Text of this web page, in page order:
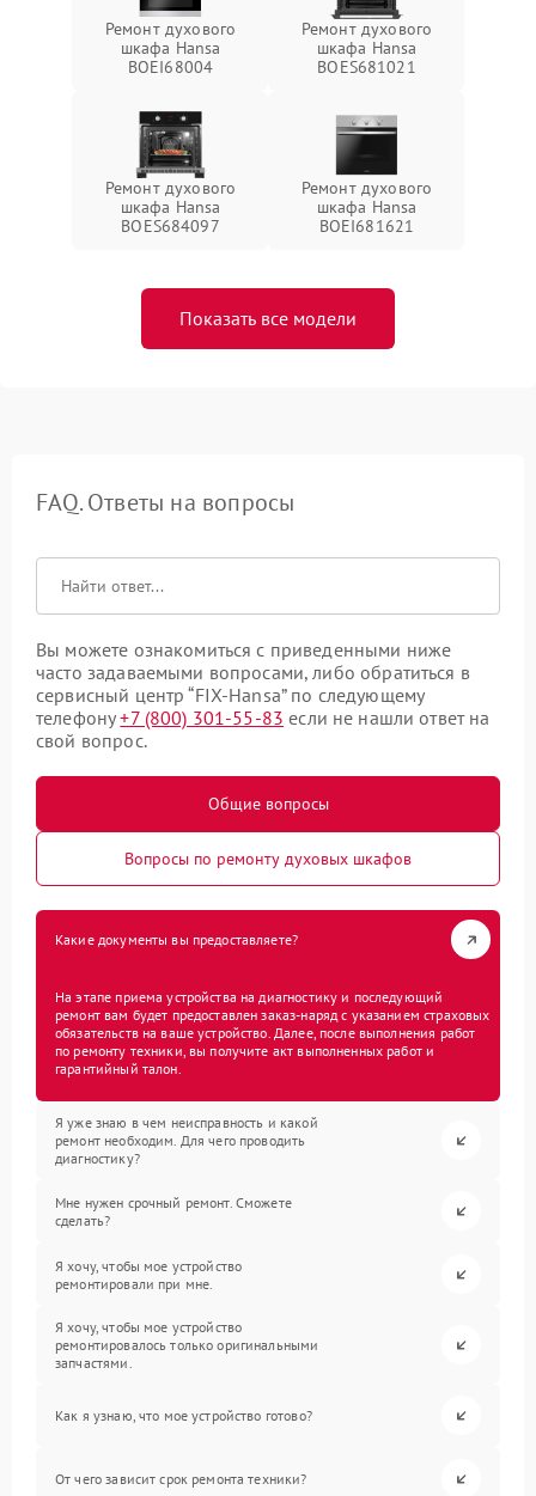
Ремонт духового
шкафа Hansa
BOEI68004
Ремонт духового
шкафа Hansa
BOES681021
Ремонт духового
шкафа Hansa
BOES684097
Ремонт духового
шкафа Hansa
BOEI681621
Показать все модели
FAQ. Ответы на вопросы
Вы можете ознакомиться с приведенными ниже
часто задаваемыми вопросами, либо обратиться в
сервисный центр “FIX-Hansa” по следующему
телефону+7 (800) 301-55-83 если не нашли ответ на
свой вопрос.
Общие вопросы
Вопросы по ремонту духовых шкафов
Какие документы вы предоставляете?
На этапе приема устройства на диагностику и последующий
ремонт вам будет предоставлен заказ-наряд с указанием страховых
обязательств на ваше устройство. Далее, после выполнения работ
по ремонту техники, вы получите акт выполненных работ и
гарантийный талон.
Я уже знаю в чем неисправность и какой
ремонт необходим. Для чего проводить
диагностику?
Мне нужен срочный ремонт. Сможете
сделать?
Я хочу, чтобы мое устройство
ремонтировали при мне.
Я хочу, чтобы мое устройство
ремонтировалось только оригинальными
запчастями.
Как я узнаю, что мое устройство готово?
От чего зависит срок ремонта техники?